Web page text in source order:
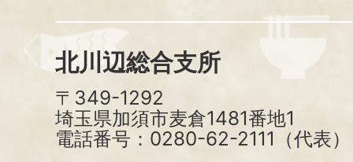
北川辺総合支所
〒349-1292
埼玉県加須市麦倉1481番地1
電話番号：0280-62-2111（代表）